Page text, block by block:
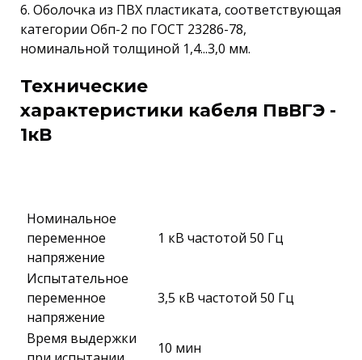
6. Оболочка из ПВХ пластиката, соответствующая
категории Обп-2 по ГОСТ 23286-78,
номинальной толщиной 1,4...3,0 мм.
Технические
характеристики кабеля ПвВГЭ -
1кВ
Номинальное
переменное
напряжение
1 кВ частотой 50 Гц
Испытательное
переменное
напряжение
3,5 кВ частотой 50 Гц
Время выдержки
10 мин